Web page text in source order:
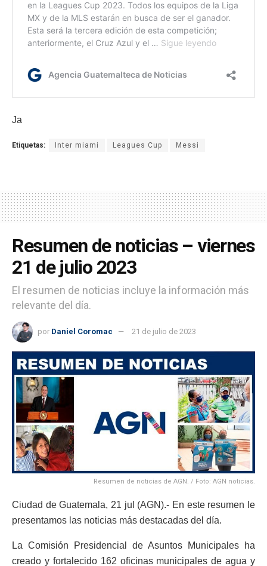
Ja
Etiquetas: Inter miami Leagues Cup Messi
Resumen de noticias – viernes
21 de julio 2023
El resumen de noticias incluye la información más
relevante del día.
por Daniel Coromac 21 de julio de 2023
Resumen de noticias de AGN. / Foto: AGN noticias.
Ciudad de Guatemala, 21 jul (AGN).- En este resumen le
presentamos las noticias más destacadas del día.
La Comisión Presidencial de Asuntos Municipales ha
creado y fortalecido 162 oficinas municipales de agua y